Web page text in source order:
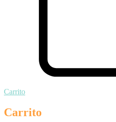
Carrito
Carrito